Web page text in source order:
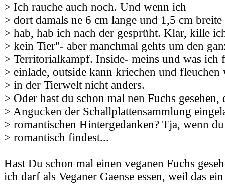
> Ich rauche auch noch. Und wenn ich
> dort damals ne 6 cm lange und 1,5 cm
> hab, hab ich nach der gesprüht. Klar, kille
> kein Tier"- aber manchmal gehts um den
> Territorialkampf. Inside- meins und was
> einlade, outside kann kriechen und
> in der Tierwelt nicht anders.
> Oder hast du schon mal nen Fuchs gesehen,
> Angucken der Schallplattensammlung
> romantischen Hintergedanken? Tja, wenn
> romantisch findest...
Hast Du schon mal einen veganen Fuchs
ich darf als Veganer Gaense essen, weil das